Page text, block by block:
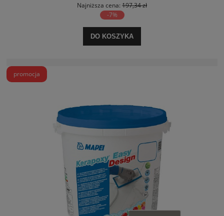
Najniższa cena: 197,34 zł
-7%
DO KOSZYKA
promocja